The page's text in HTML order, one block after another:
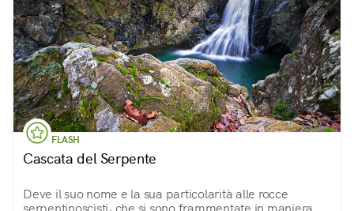
FLASH
Cascata del Serpente
Deve il suo nome e la sua particolarità alle rocce